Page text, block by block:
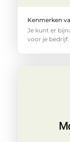
Kenmerken
Je kunt er
voor je